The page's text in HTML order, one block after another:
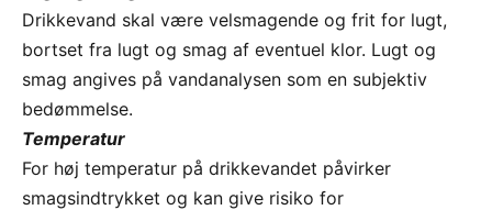
Drikkevand skal være velsmagende og frit for lugt,
bortset fra lugt og smag af eventuel klor. Lugt og
smag angives på vandanalysen som en subjektiv
bedømmelse.
Temperatur
For høj temperatur på drikkevandet påvirker
smagsindtrykket og kan give risiko for